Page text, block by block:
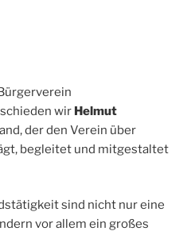
wir Helmut
der den Verein über
begleitet und mitgestaltet
sind nicht nur eine
vor allem ein großes